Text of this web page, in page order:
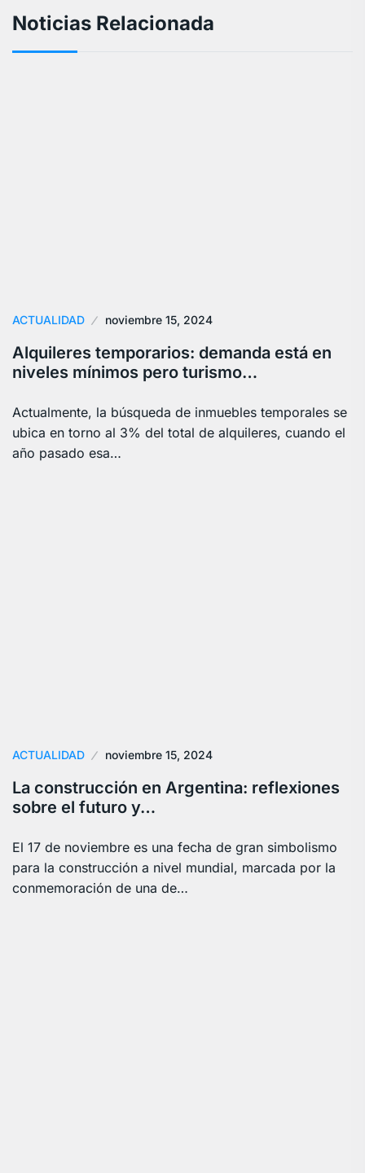
Noticias Relacionada
ACTUALIDAD noviembre 15, 2024
Alquileres temporarios: demanda está en
niveles mínimos pero turismo…
Actualmente, la búsqueda de inmuebles temporales se
ubica en torno al 3% del total de alquileres, cuando el
año pasado esa…
ACTUALIDAD noviembre 15, 2024
La construcción en Argentina: reflexiones
sobre el futuro y…
El 17 de noviembre es una fecha de gran simbolismo
para la construcción a nivel mundial, marcada por la
conmemoración de una de…